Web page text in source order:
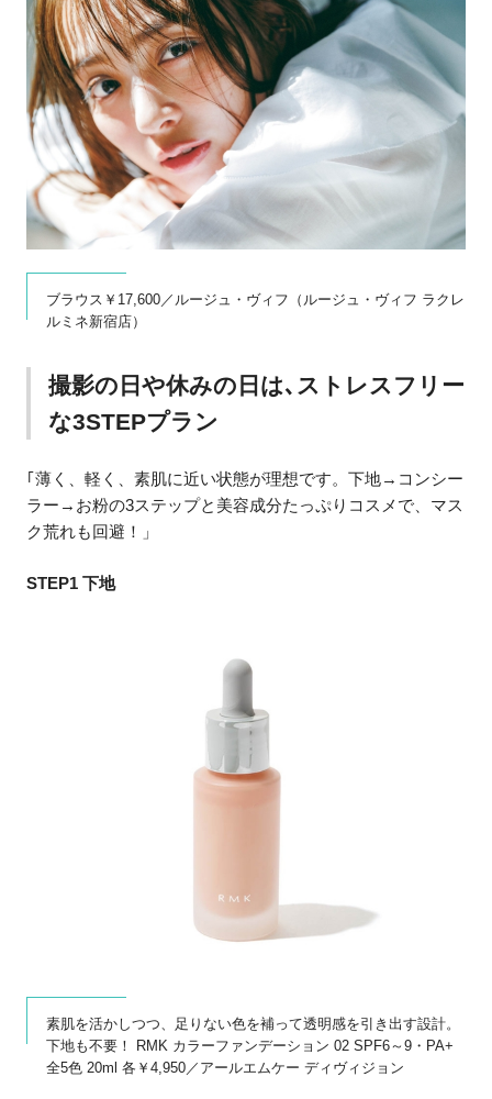
ブラウス￥17,600／ルージュ・ヴィフ（ルージュ・ヴィフ ラクレ
ルミネ新宿店）
撮影の日や休みの日は､ストレスフリー
な3STEPプラン
｢薄く、軽く、素肌に近い状態が理想です。下地→コンシー
ラー→お粉の3ステップと美容成分たっぷりコスメで、マス
ク荒れも回避！」
STEP1 下地
素肌を活かしつつ、足りない色を補って透明感を引き出す設計。
下地も不要！ RMK カラーファンデーション 02 SPF6～9・PA+
全5色 20ml 各￥4,950／アールエムケー ディヴィジョン